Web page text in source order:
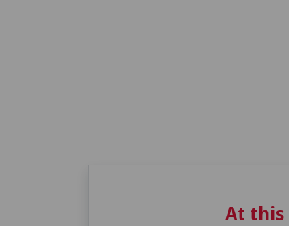
At this